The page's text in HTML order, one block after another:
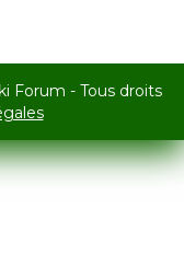
Forum - Tous droits